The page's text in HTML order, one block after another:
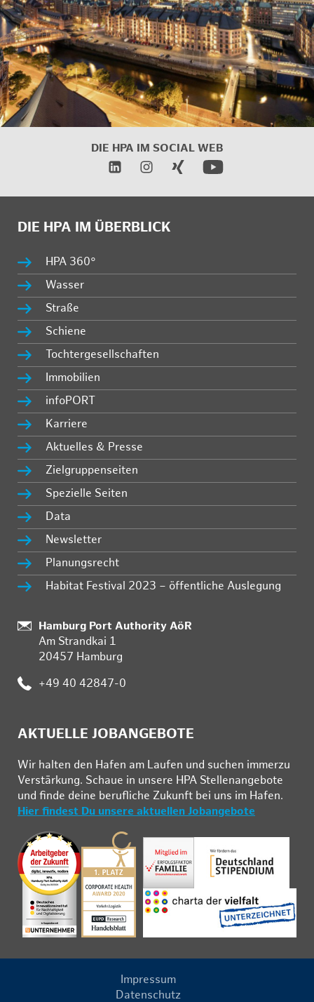
DIE HPA IM SOCIAL WEB
DIE HPA IM ÜBERBLICK
HPA 360°
Wasser
Straße
Schiene
Tochtergesellschaften
Immobilien
infoPORT
Karriere
Aktuelles & Presse
Zielgruppenseiten
Spezielle Seiten
Data
Newsletter
Planungsrecht
Habitat Festival 2023 – öffentliche Auslegung
Standort:
Hamburg Port Authority AöR
Am Strandkai 1
20457 Hamburg
Telefon:
+49 40 42847-0
AKTUELLE JOBANGEBOTE
Wir hal­ten den Ha­fen am Lau­fen und su­chen im­mer­zu
Ver­stär­kung. Schau­e in un­se­re HPA Stel­len­an­ge­bo­te
und fin­de deine be­ruf­li­che Zu­kunft bei uns im Ha­fen.
Hier findest Du unsere aktuellen Jobangebote
Impressum
Datenschutz